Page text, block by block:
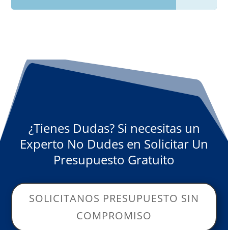
¿Tienes Dudas? Si necesitas un
Experto No Dudes en Solicitar Un
Presupuesto Gratuito
SOLICITANOS PRESUPUESTO SIN
COMPROMISO